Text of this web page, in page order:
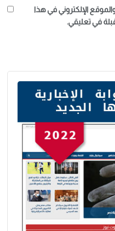
الإلكتروني في هذا
في تعليقي.